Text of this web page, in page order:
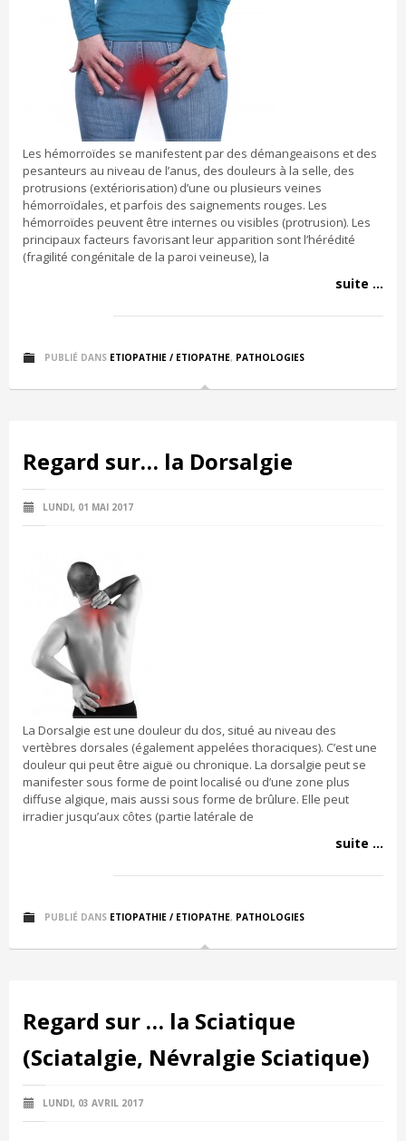
Les hémorroïdes se manifestent par des démangeaisons et des
pesanteurs au niveau de l’anus, des douleurs à la selle, des
protrusions (extériorisation) d’une ou plusieurs veines
hémorroïdales, et parfois des saignements rouges. Les
hémorroïdes peuvent être internes ou visibles (protrusion). Les
principaux facteurs favorisant leur apparition sont l’hérédité
(fragilité congénitale de la paroi veineuse), la
suite ...
PUBLIÉ DANS ETIOPATHIE / ETIOPATHE, PATHOLOGIES
Regard sur… la Dorsalgie
LUNDI, 01 MAI 2017
La Dorsalgie est une douleur du dos, situé au niveau des
vertèbres dorsales (également appelées thoraciques). C’est une
douleur qui peut être aiguë ou chronique. La dorsalgie peut se
manifester sous forme de point localisé ou d’une zone plus
diffuse algique, mais aussi sous forme de brûlure. Elle peut
irradier jusqu’aux côtes (partie latérale de
suite ...
PUBLIÉ DANS ETIOPATHIE / ETIOPATHE, PATHOLOGIES
Regard sur … la Sciatique
(Sciatalgie, Névralgie Sciatique)
LUNDI, 03 AVRIL 2017